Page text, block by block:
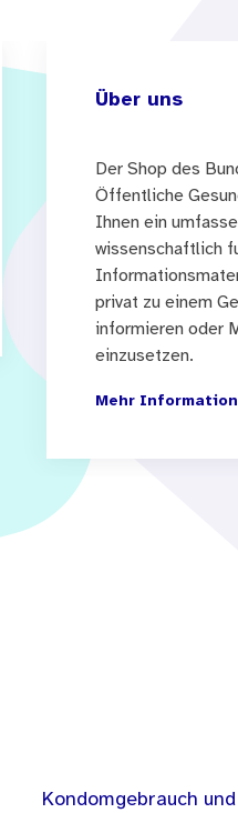
Über uns
Der Shop des
Öffentliche
Ihnen ein
wissenschaftlich
privat zu einem
informieren oder
einzusetzen.
Mehr
Kondomgebrauch